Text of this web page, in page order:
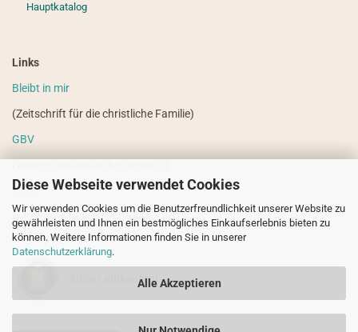
Diese Webseite verwendet Cookies
Wir verwenden Cookies um die Benutzerfreundlichkeit unserer Website zu
gewährleisten und Ihnen ein bestmögliches Einkaufserlebnis bieten zu
können. Weitere Informationen finden Sie in unserer
Datenschutzerklärung.
Alle Akzeptieren
Hauptkatalog
Links
Bleibt in mir
(Zeitschrift für die christliche Familie)
GBV
VdHS
(weitere evangelistische Literatur)
Sicher einkaufen!